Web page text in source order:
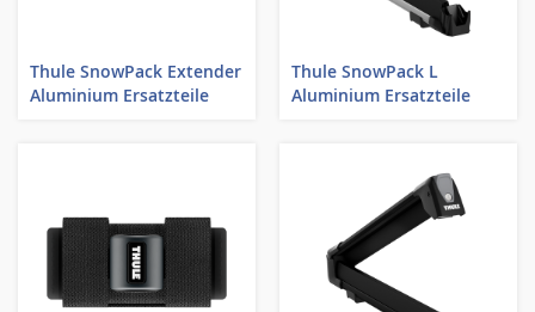
Thule SnowPack Extender
Aluminium Ersatzteile
Thule SnowPack L
Aluminium Ersatzteile